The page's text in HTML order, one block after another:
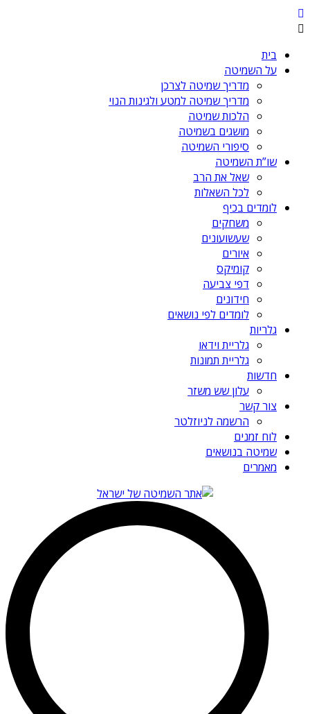
בית
על השמיטה
מדריך שמיטה לצרכן
מדריך שמיטה למטע ולגינות הנוי
הלכות שמיטה
מושגים בשמיטה
סיפורי השמיטה
שו”ת השמיטה
שאל את הרב
לכל השאלות
לומדים בכיף
משחקים
שעשועונים
איורים
קומיקס
דפי צביעה
חידונים
לומדים לפי נושאים
גלריות
גלריית וידאו
גלריית תמונות
חדשות
עלון שש משזר
צור קשר
הרשמה לניוזלטר
לוח זמנים
שמיטה בנושאים
מאמרים